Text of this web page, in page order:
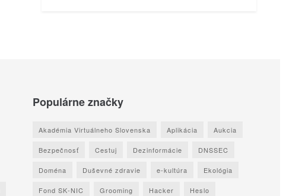
Populárne značky
Akadémia Virtuálneho Slovenska Aplikácia Aukcia
Bezpečnosť Cestuj Dezinformácie DNSSEC
Doména Duševné zdravie e-kultúra Ekológia
Fond SK-NIC Grooming Hacker Heslo